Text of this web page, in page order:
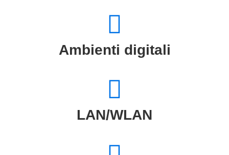
Ambienti digitali
LAN/WLAN